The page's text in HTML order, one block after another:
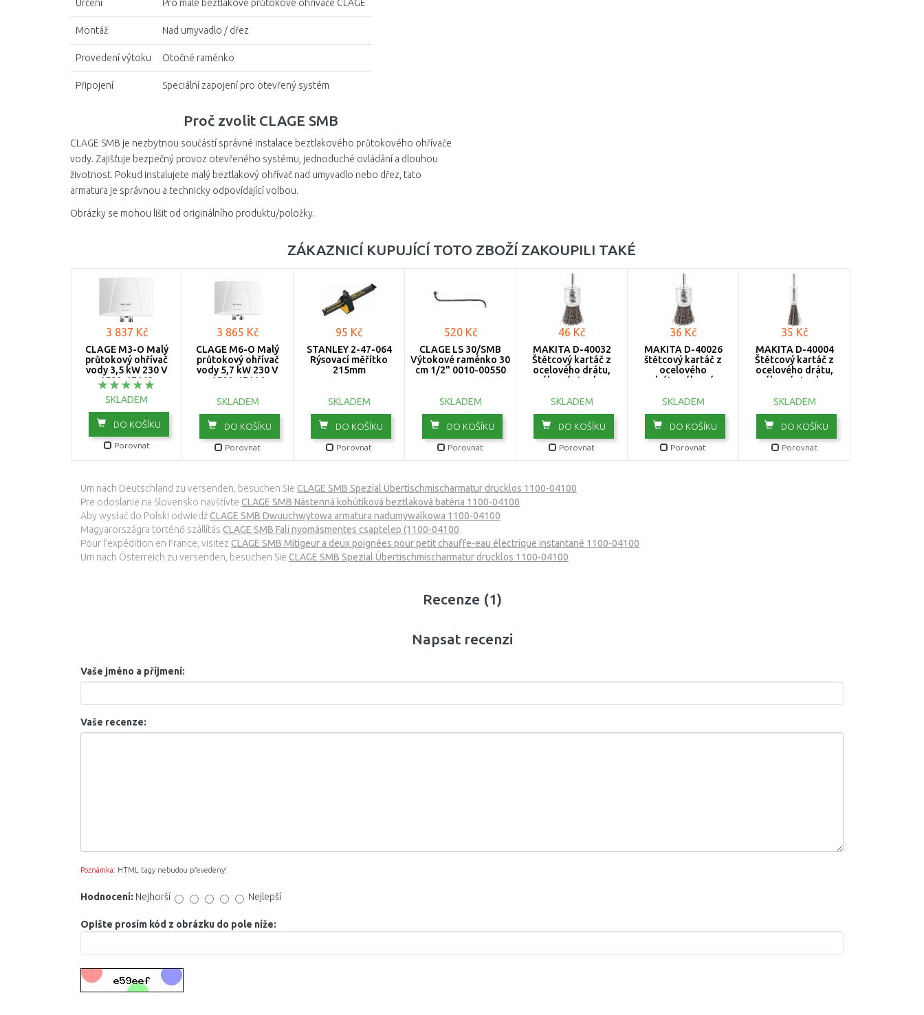
Určení Pro malé beztlakové průtokové ohřívače CLAGE
Montáž Nad umyvadlo / dřez
Provedení výtoku Otočné raménko
Připojení Speciální zapojení pro otevřený systém
Proč zvolit CLAGE SMB
CLAGE SMB je nezbytnou součástí správné instalace beztlakového průtokového ohřívače
vody. Zajišťuje bezpečný provoz otevřeného systému, jednoduché ovládání a dlouhou
životnost. Pokud instalujete malý beztlakový ohřívač nad umyvadlo nebo dřez, tato
armatura je správnou a technicky odpovídající volbou.
Obrázky se mohou lišit od originálního produktu/položky.
ZÁKAZNICÍ KUPUJÍCÍ TOTO ZBOŽÍ ZAKOUPILI TAKÉ
3 837 Kč
CLAGE M3-O Malý
průtokový ohřívač
vody 3,5 kW 230 V
1500-17113
SKLADEM
DO KOŠÍKU
Porovnat
3 865 Kč
CLAGE M6-O Malý
průtokový ohřívač
vody 5,7 kW 230 V
1500-17116
SKLADEM
DO KOŠÍKU
Porovnat
95 Kč
STANLEY 2-47-064
Rýsovací měřítko
215mm
SKLADEM
DO KOŠÍKU
Porovnat
520 Kč
CLAGE LS 30/SMB
Výtokové raménko 30
cm 1/2" 0010-00550
SKLADEM
DO KOŠÍKU
Porovnat
46 Kč
MAKITA D-40032
Štětcový kartáč z
ocelového drátu,
válcová stopka,
SKLADEM
DO KOŠÍKU
Porovnat
36 Kč
MAKITA D-40026
štětcový kartáč z
ocelového
drátu,válcová
SKLADEM
DO KOŠÍKU
Porovnat
35 Kč
MAKITA D-40004
Štětcový kartáč z
ocelového drátu,
válcová stopka,
SKLADEM
DO KOŠÍKU
Porovnat
Um nach Deutschland zu versenden, besuchen Sie CLAGE SMB Spezial Übertischmischarmatur drucklos 1100-04100
Pre odoslanie na Slovensko navštívte CLAGE SMB Nástenná kohútiková beztlaková batéria 1100-04100
Aby wysłać do Polski odwiedźCLAGE SMB Dwuuchwytowa armatura nadumywalkowa 1100-04100
Magyarországra történő szállítás CLAGE SMB Fali nyomásmentes csaptelep (1100-04100
Pour l’expédition en France, visitez CLAGE SMB Mitigeur a deux poignées pour petit chauffe-eau électrique instantané 1100-04100
Um nach Österreich zu versenden, besuchen Sie CLAGE SMB Spezial Übertischmischarmatur drucklos 1100-04100
Recenze (1)
Napsat recenzi
Vaše jméno a příjmení:
Vaše recenze:
Poznámka: HTML tagy nebudou převedeny!
Hodnocení: Nejhorší Nejlepší
Opište prosím kód z obrázku do pole níže: